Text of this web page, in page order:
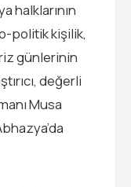
halklarının
politik kişilik,
günlerinin
değerli
Musa